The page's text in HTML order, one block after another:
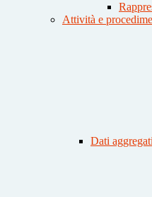
Attività e
Dati